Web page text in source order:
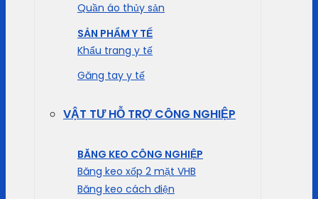
Quần áo thủy sản
SẢN PHẨM Y TẾ
Khẩu trang y tế
Găng tay y tế
VẬT TƯ HỖ TRỢ CÔNG NGHIỆP
BĂNG KEO CÔNG NGHIỆP
Băng keo xốp 2 mặt VHB
Băng keo cách điện